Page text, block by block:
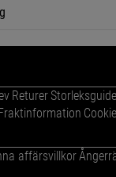
Returer Storleksguide
affärsvillkor